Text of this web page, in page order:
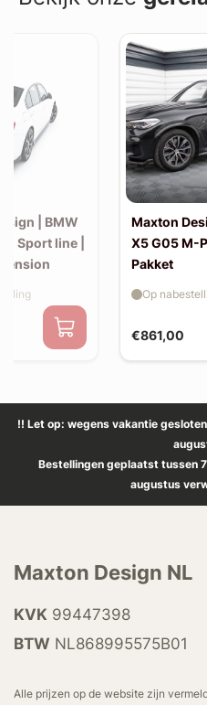
| BMW
Sport line |
Maxton
X5 G05 M-
Pakket
€861,00
Op
!! Let op: wegens vakantie
Bestellingen geplaatst tussen
augustus
Maxton Design NL
KVK 99447398
BTW NL868995575B01
Alle prijzen op de website zijn